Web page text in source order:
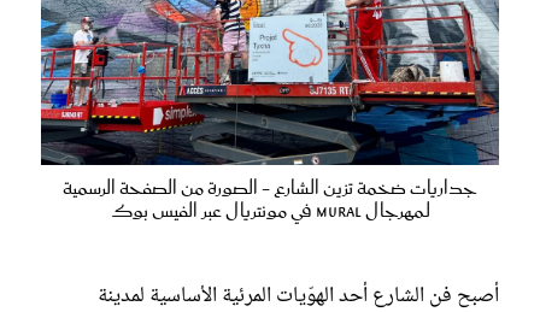
جداريات ضخمة تزين الشارع - الصورة من الصفحة الرسمية
لـمهرجال MURAL في مونتريال عبر الفيس بوك
أصبح فن الشارع أحد الهوّيات المرئية الأساسية لمدينة